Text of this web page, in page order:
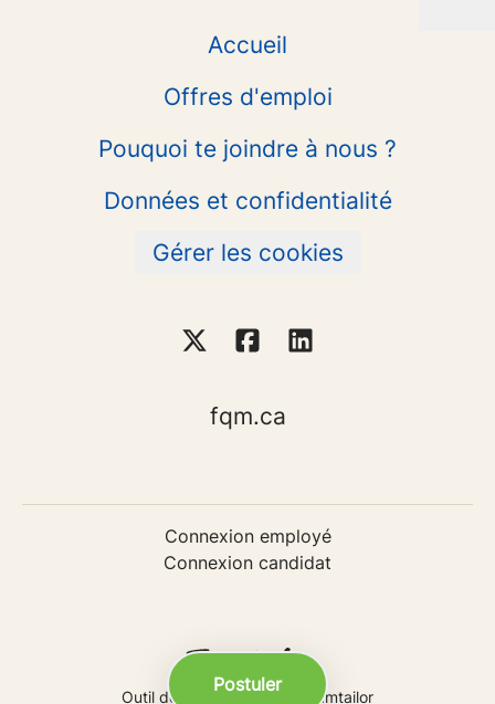
Postuler
Accueil
Offres d'emploi
Pouquoi te joindre à nous ?
Données et confidentialité
Gérer les cookies
fqm.ca
Connexion employé
Connexion candidat
Outil de recrutementde Teamtailor